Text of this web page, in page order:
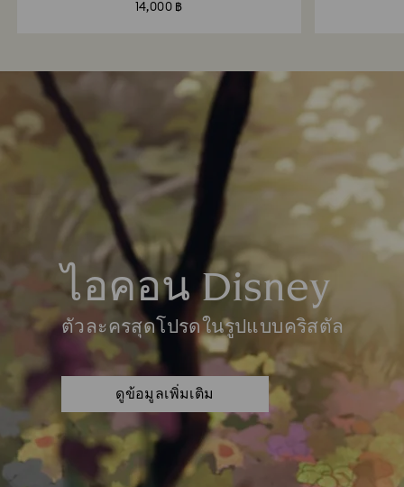
14,000 ฿
ไอคอน Disney
ตัวละครสุดโปรดในรูปแบบคริสตัล
ดูข้อมูลเพิ่มเติม